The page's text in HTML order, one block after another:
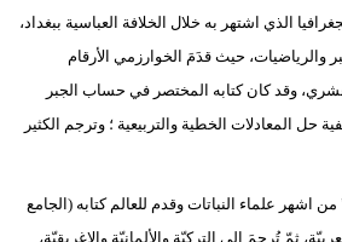
الذي اشتهر به خلال الخلافة العباسية ببغداد،
والرياضيات، حيث قدَمَ الخوارزمي الأرقام
وقد كان كتابه المختصر في حساب الجبر
حل المعادلات الخطية والتربيعية ؛ وترجم الكثير
اشهر علماء النباتات وقدم للعالم كتابه (الجامع
ثمّ تُرجِمَ إلى التركيّة والألمانيّة والإغريقيّة،